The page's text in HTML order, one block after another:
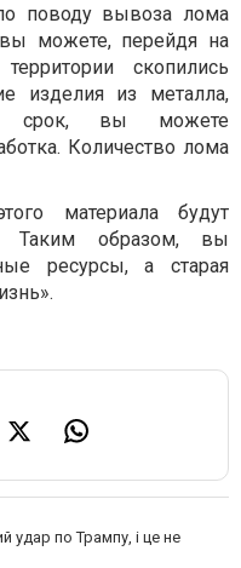
поводу вывоза лома
можете, перейдя на
скопились
изделия из металла,
срок, вы можете
Количество лома
материала будут
Таким образом, вы
ресурсы, а старая
по Трампу, і це не